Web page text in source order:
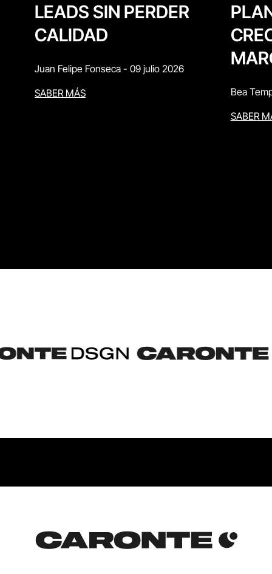
LEADS SIN PERDER
CALIDAD
Juan Felipe Fonseca - 09 julio 2026
SABER MÁS
Bea
SABER